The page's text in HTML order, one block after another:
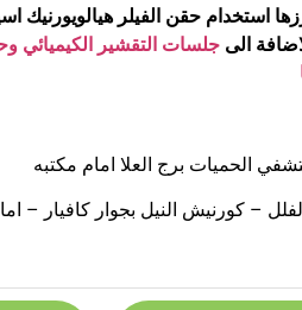
استخدام حقن الفيلر هيالويورنيك
الى جلسات التقشير الكيميائي
الحميات برج العلا امام مكتبه
– كورنيش النيل بجوار كافيار –